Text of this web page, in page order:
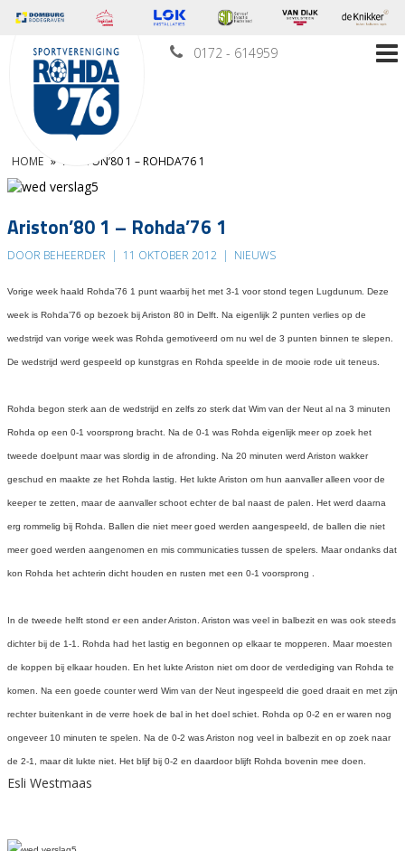
0172 - 614959
HOME » ARISTON’80 1 – ROHDA’76 1
Ariston’80 1 – Rohda’76 1
DOOR BEHEERDER | 11 OKTOBER 2012 | NIEUWS
Vorige week haald Rohda’76 1 punt waarbij het met 3-1 voor stond tegen Lugdunum. Deze
week is Rohda’76 op bezoek bij Ariston 80 in Delft. Na eigenlijk 2 punten verlies op de
wedstrijd van vorige week was Rohda gemotiveerd om nu wel de 3 punten binnen te slepen.
De wedstrijd werd gespeeld op kunstgras en Rohda speelde in de mooie rode uit teneus.
Rohda begon sterk aan de wedstrijd en zelfs zo sterk dat Wim van der Neut al na 3 minuten
Rohda op een 0-1 voorsprong bracht. Na de 0-1 was Rohda eigenlijk meer op zoek het
tweede doelpunt maar was slordig in de afronding. Na 20 minuten werd Ariston wakker
geschud en maakte ze het Rohda lastig. Het lukte Ariston om hun aanvaller alleen voor de
keeper te zetten, maar de aanvaller schoot echter de bal naast de palen. Het werd daarna
erg rommelig bij Rohda. Ballen die niet meer goed werden aangespeeld, de ballen die niet
meer goed werden aangenomen en mis communicaties tussen de spelers. Maar ondanks dat
kon Rohda het achterin dicht houden en rusten met een 0-1 voorsprong .
In de tweede helft stond er een ander Ariston. Ariston was veel in balbezit en was ook steeds
dichter bij de 1-1. Rohda had het lastig en begonnen op elkaar te mopperen. Maar moesten
de koppen bij elkaar houden. En het lukte Ariston niet om door de verdediging van Rohda te
komen. Na een goede counter werd Wim van der Neut ingespeeld die goed draait en met zijn
rechter buitenkant in de verre hoek de bal in het doel schiet. Rohda op 0-2 en er waren nog
ongeveer 10 minuten te spelen. Na de 0-2 was Ariston nog veel in balbezit en op zoek naar
de 2-1, maar dit lukte niet. Het blijf bij 0-2 en daardoor blijft Rohda bovenin mee doen.
Esli Westmaas